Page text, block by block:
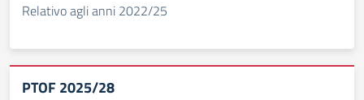
Relativo agli anni 2022/25
PTOF 2025/28